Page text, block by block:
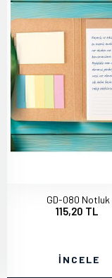
GD-080 Notluk
115,20 TL
İNCELE